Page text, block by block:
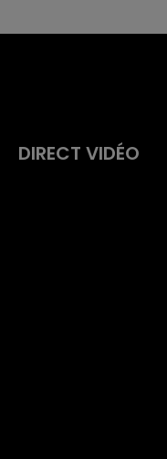
DIRECT VIDÉO